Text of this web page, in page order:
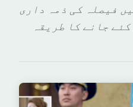
فیصلہ کی ذمہ داری
جانے کا طریقہ